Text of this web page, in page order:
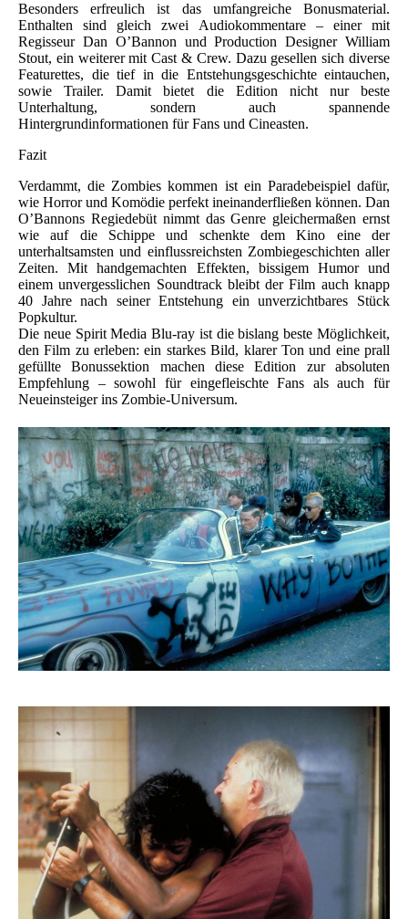
Besonders erfreulich ist das umfangreiche Bonusmaterial.
Enthalten sind gleich zwei Audiokommentare – einer mit
Regisseur Dan O’Bannon und Production Designer William
Stout, ein weiterer mit Cast & Crew. Dazu gesellen sich diverse
Featurettes, die tief in die Entstehungsgeschichte eintauchen,
sowie Trailer. Damit bietet die Edition nicht nur beste
Unterhaltung, sondern auch spannende
Hintergrundinformationen für Fans und Cineasten.
Fazit
Verdammt, die Zombies kommen ist ein Paradebeispiel dafür,
wie Horror und Komödie perfekt ineinanderfließen können. Dan
O’Bannons Regiedebüt nimmt das Genre gleichermaßen ernst
wie auf die Schippe und schenkte dem Kino eine der
unterhaltsamsten und einflussreichsten Zombiegeschichten aller
Zeiten. Mit handgemachten Effekten, bissigem Humor und
einem unvergesslichen Soundtrack bleibt der Film auch knapp
40 Jahre nach seiner Entstehung ein unverzichtbares Stück
Popkultur.
Die neue Spirit Media Blu-ray ist die bislang beste Möglichkeit,
den Film zu erleben: ein starkes Bild, klarer Ton und eine prall
gefüllte Bonussektion machen diese Edition zur absoluten
Empfehlung – sowohl für eingefleischte Fans als auch für
Neueinsteiger ins Zombie-Universum.